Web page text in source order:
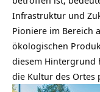
Infrastruktur und
Pioniere im Bereich
ökologischen
diesem Hintergrund
die Kultur des Ortes